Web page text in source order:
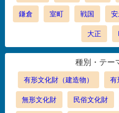
鎌倉 室町 戦国
大正
種別・テー
有形文化財（建造物） 有
無形文化財 民俗文化財